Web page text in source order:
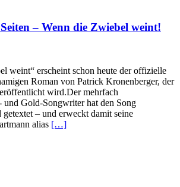
– Wenn die Zwiebel weint!
weint“ erscheint schon heute der offizielle
Roman von Patrick Kronenberger, der
wird.Der mehrfach
und Gold-Songwriter hat den Song
– und erweckt damit seine
alias […]